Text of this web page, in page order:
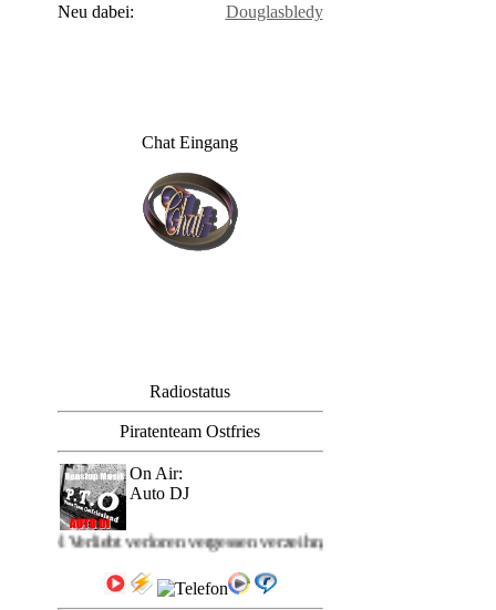
Neu dabei:
Douglasbledy
Chat Eingang
Radiostatus
Piratenteam Ostfries
On Air:
Auto DJ
Titel Verliebt verloren vergessen verzeihn, Oldies